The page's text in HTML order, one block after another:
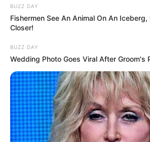
BUZZ DAY
Fishermen See An Animal On An
Closer!
BUZZ DAY
Wedding Photo Goes Viral After Groom's